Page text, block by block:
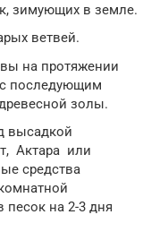
зимующих в земле.
ветвей.
на протяжении
последующим
золы.
высадкой
Актара или
средства
песок на 2-3 дня